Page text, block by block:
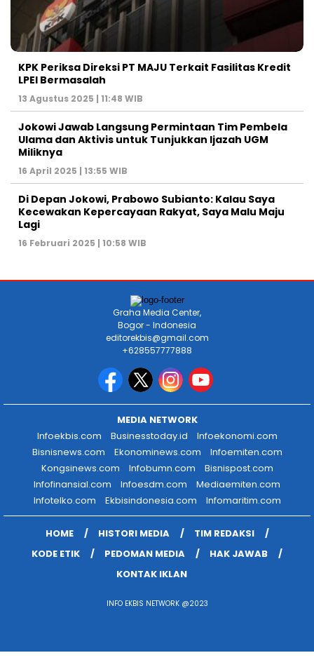
KPK Periksa Direksi PT MAJU Terkait Fasilitas Kredit
LPEI Bermasalah
13 Agustus 2025 | 11:48 WIB
Jokowi Jawab Langsung Permintaan Tim Pembela
Ulama dan Aktivis untuk Tunjukkan Ijazah UGM
Miliknya
16 April 2025 | 13:55 WIB
Di Depan Jokowi, Prabowo Subianto: Kalau Saya
Kecewakan Kepercayaan Rakyat, Saya Malu Maju
Lagi
16 Februari 2025 | 10:58 WIB
Graha Media Center,
Bogor - Indonesia
editorekbis@gmail.com
+628557777888
MEDIA NETWORK
Infoekbis.com
Businesstoday.id
Infoekonomi.com
Bisnisnews.com
Ekonominews.com
Infoemiten.com
Kongsinews.com
Infobumn.com
Bisnispost.com
Infofinansial.com
Infoesdm.com
Mediaemiten.com
Infotelko.com
Ekbisindonesia.com Infomaritim.com
HOME HISTORI MEDIA
TIM REDAKSI
KODE ETIK
PEDOMAN MEDIA
HAK JAWAB
KONTAK IKLAN
INFO EKBIS NETWORK @2023